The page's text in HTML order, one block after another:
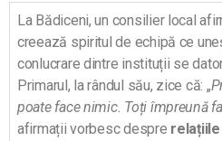
La Bădiceni, un consilier local
creează spiritul de echipă ce
conlucrare dintre instituții se
Primarul, la rândul său, zice că: „
poate face nimic. Toți împreună
afirmații vorbesc despre